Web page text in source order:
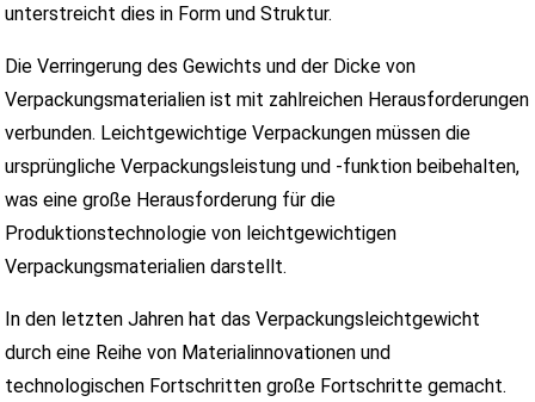
unterstreicht dies in Form und Struktur.
Die Verringerung des Gewichts und der Dicke von
Verpackungsmaterialien ist mit zahlreichen Herausforderungen
verbunden. Leichtgewichtige Verpackungen müssen die
ursprüngliche Verpackungsleistung und -funktion beibehalten,
was eine große Herausforderung für die
Produktionstechnologie von leichtgewichtigen
Verpackungsmaterialien darstellt.
In den letzten Jahren hat das Verpackungsleichtgewicht
durch eine Reihe von Materialinnovationen und
technologischen Fortschritten große Fortschritte gemacht.